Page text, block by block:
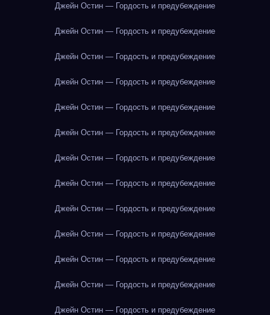
Джейн Остин — Гордость и предубеждение
Джейн Остин — Гордость и предубеждение
Джейн Остин — Гордость и предубеждение
Джейн Остин — Гордость и предубеждение
Джейн Остин — Гордость и предубеждение
Джейн Остин — Гордость и предубеждение
Джейн Остин — Гордость и предубеждение
Джейн Остин — Гордость и предубеждение
Джейн Остин — Гордость и предубеждение
Джейн Остин — Гордость и предубеждение
Джейн Остин — Гордость и предубеждение
Джейн Остин — Гордость и предубеждение
Джейн Остин — Гордость и предубеждение